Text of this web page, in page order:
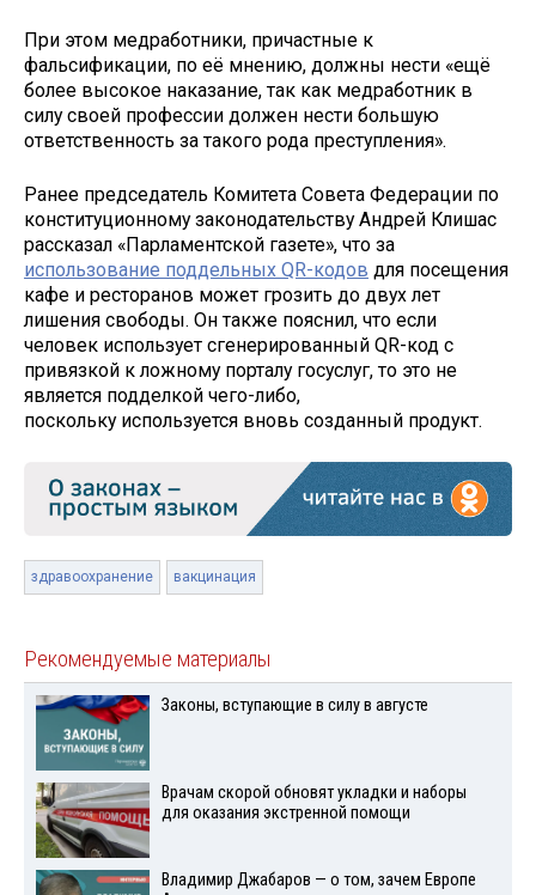
При этом медработники, причастные к
фальсификации, по её мнению, должны нести «ещё
более высокое наказание, так как медработник в
силу своей профессии должен нести большую
ответственность за такого рода преступления».
Ранее председатель Комитета Совета Федерации по
конституционному законодательству Андрей Клишас
рассказал «Парламентской газете», что за
использование поддельных QR-кодов для посещения
кафе и ресторанов может грозить до двух лет
лишения свободы. Он также пояснил, что если
человек использует сгенерированный QR-код с
привязкой к ложному порталу госуслуг, то это не
является подделкой чего-либо,
поскольку используется вновь созданный продукт.
здравоохранение вакцинация
Рекомендуемые материалы
Законы, вступающие в силу в августе
Врачам скорой обновят укладки и наборы
для оказания экстренной помощи
Владимир Джабаров — о том, зачем Европе